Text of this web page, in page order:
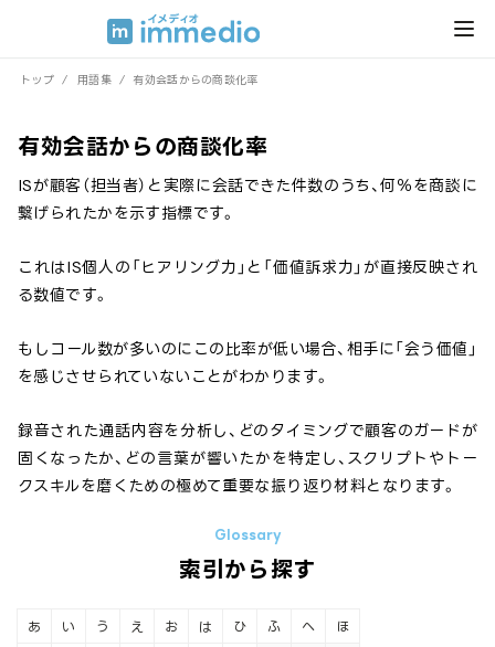
トップ / 用語集 / 有効会話からの商談化率
有効会話からの商談化率
ISが顧客（担当者）と実際に会話できた件数のうち、何％を商談に
繋げられたかを示す指標です。
これはIS個人の「ヒアリング力」と「価値訴求力」が直接反映され
る数値です。
もしコール数が多いのにこの比率が低い場合、相手に「会う価値」
を感じさせられていないことがわかります。
録音された通話内容を分析し、どのタイミングで顧客のガードが
固くなったか、どの言葉が響いたかを特定し、スクリプトやトー
クスキルを磨くための極めて重要な振り返り材料となります。
索引から探す
あ い う え お は ひ ふ へ ほ